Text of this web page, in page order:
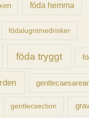
föda hemma
födalugntmedrisker
föda tryggt
gentlecsection